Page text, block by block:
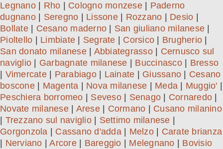
Legnano| Rho Cologno monzese| Paderno
dugnano| Seregno Lissone| Rozzano Desio
Bollate| Cesano maderno San giuliano milanese
Pioltello
Limbiate Segrate Corsico Brugherio
San donato milanese| Abbiategrasso| Cernusco sul
naviglio
Garbagnate milanese Buccinasco| Bresso
Vimercate| Parabiago| Lainate Giussano
Cesano
boscone| Magenta Nova milanese Meda Muggio'
Peschiera borromeo
Seveso| Senago Cornaredo
Novate milanese| Arese| Cormano
Cusano milanino
Trezzano sul naviglio| Settimo milanese
Gorgonzola
Cassano d'adda| Melzo| Carate brianza
Nerviano |Arcore| Bareggio Melegnano
Bovisio